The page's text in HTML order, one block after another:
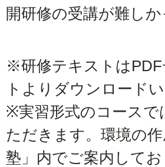
開研修の受講が難し
※研修テキストは
トよりダウンロード
※実習形式のコースで
ただきます。環境の
塾」内でご案内してお